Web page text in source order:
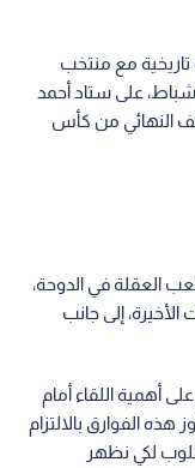
مع منتخب
كوريا الجنوبية، عند السادسة مساء الثلاثاء 6 شباط، على ستاد أحمد
النهائي من كأس
العقلة في الدوحة،
إلى جانب
أهمية اللقاء أمام
الفوارق بالالتزام
لكي نظهر